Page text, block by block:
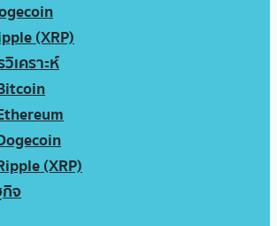
(XRP)
เคราะห์
(XRP)
จ